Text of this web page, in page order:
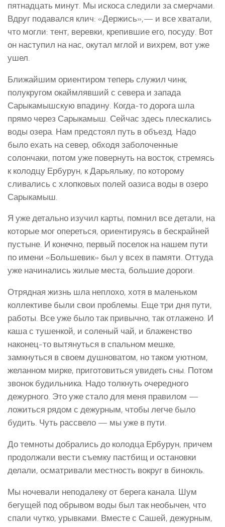
пятнадцать минут. Мы искоса следили за смерчами.
Вдруг подавался клич: «Держись»,— и все хватали,
что могли: тент, веревки, крепившие его, посуду. Вот
он наступил на нас, окутал мглой и вихрем, вот уже
ушел.
Ближайшим ориентиром теперь служил чинк,
полукругом окаймлявший с севера и запада
Сарыкамышскую впадину. Когда-то дорога шла
прямо через Сарыкамыш. Сейчас здесь плескались
воды озера. Нам предстоял путь в объезд. Надо
было ехать на север, обходя заболоченные
солончаки, потом уже повернуть на восток, стремясь
к колодцу Ербурун, к Дарьялыку, по которому
сливались с хлопковых полей оазиса воды в озеро
Сарыкамыш.
Я уже детально изучил карты, помнил все детали, на
которые мог опереться, ориентируясь в бескрайней
пустыне. И конечно, первый поселок на нашем пути
по имени «Большевик» был у всех в памяти. Оттуда
уже начинались жилые места, большие дороги.
Отрядная жизнь шла неплохо, хотя в маленьком
коллективе были свои проблемы. Еще три дня пути,
работы. Все уже было так привычно, так отлажено. И
каша с тушенкой, и соленый чай, и блаженство
наконец-то вытянуться в спальном мешке,
замкнуться в своем душноватом, но таком уютном,
желанном мирке, приготовиться увидеть сны. Потом
звонок будильника. Надо толкнуть очередного
дежурного. Это уже стало для меня правилом —
ложиться рядом с дежурным, чтобы легче было
будить. Чуть рассвело — мы уже в пути.
До темноты добрались до колодца Ербурун, причем
продолжали вести съемку пастбищ и остановки
делали, осматривали местность вокруг в бинокль.
Мы ночевали неподалеку от берега канала. Шум
бегущей под обрывом воды был так необычен, что
спали чутко, урывками. Вместе с Сашей, дежурным,